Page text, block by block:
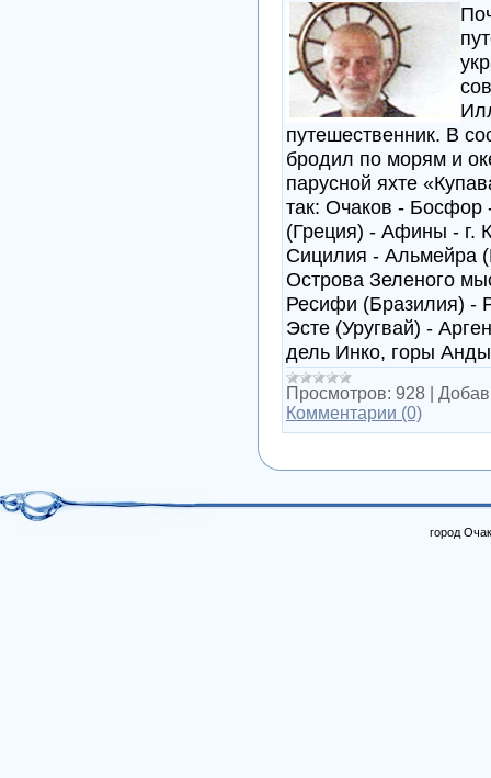
путешественник. В
бродил по морям и
парусной яхте
так: Очаков -
(Греция) - Афины - г.
Сицилия - Альмейра
Острова Зеленого
Ресифи (Бразилия) -
Эсте (Уругвай) -
дель Инко, горы
Просмотров: 928
Комментарии (0)
город